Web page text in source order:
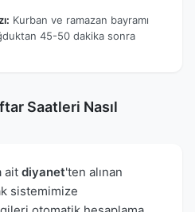
Kurban ve ramazan bayramı
45-50 dakika sonra
Saatleri Nasıl
ait diyanet'ten alınan
sistemimize